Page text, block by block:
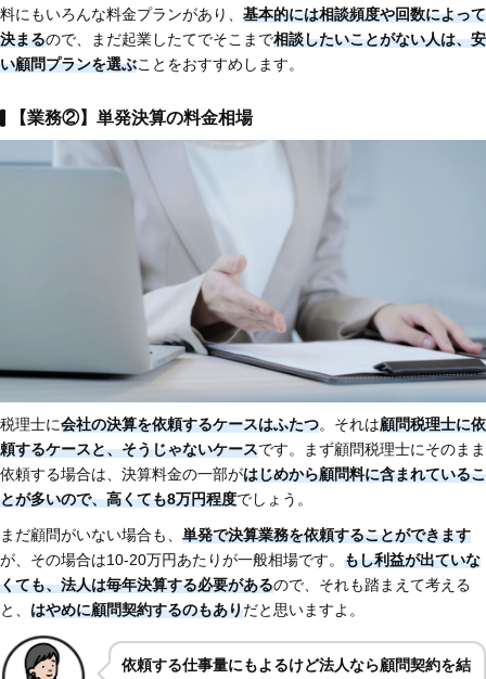
料にもいろんな料金プランがあり、 基本的には相談頻度や回数によって
決まるので、まだ起業したてでそこまで相談したいことがない人は、安
い顧問プランを選ぶことをおすすめします。
【業務②】単発決算の料金相場
税理士に会社の決算を依頼するケースはふたつ。それは顧問税理士に依
頼するケースと、そうじゃないケースです。まず顧問税理士にそのまま
依頼する場合は、決算料金の一部がはじめから顧問料に含まれているこ
とが多いので、高くても8万円程度でしょう。
まだ顧問がいない場合も、 単発で決算業務を依頼することができます
が、その場合は10-20万円あたりが一般相場です。 もし利益が出ていな
くても、法人は毎年決算する必要があるので、それも踏まえて考える
と、 はやめに顧問契約するのもありだと思いますよ。
依頼する仕事量にもよるけど法人なら顧問契約を結